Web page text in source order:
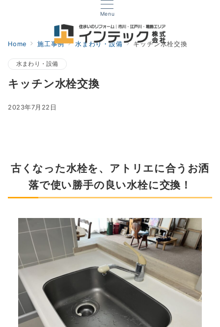
Menu
Home 施工事例 水まわり・設備 キッチン水栓交換
水まわり・設備
キッチン水栓交換
2023年7月22日
古くなった水栓を、アトリエに合うお洒
落で使い勝手の良い水栓に交換！